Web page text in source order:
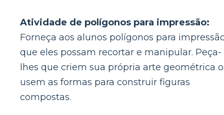
Atividade de polígonos para impressão:
Forneça aos alunos polígonos para
que eles possam recortar e manipular. Peça-
lhes que criem sua própria arte geométrica
usem as formas para construir figuras
compostas.